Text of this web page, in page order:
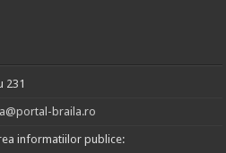
231
braila.ro
informatiilor publice: